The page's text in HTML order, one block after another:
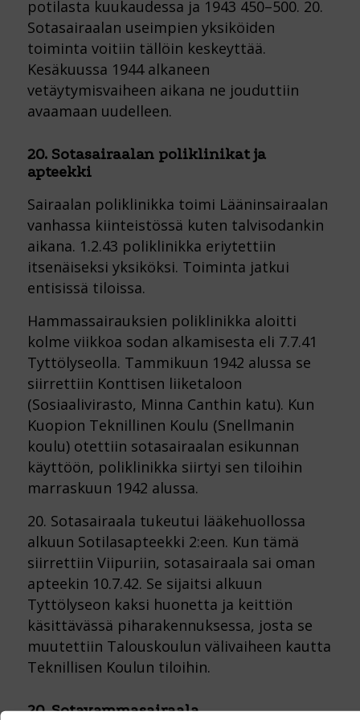
potilasta kuukaudessa ja 1943 450–500. 20.
Sotasairaalan useimpien yksiköiden
toiminta voitiin tällöin keskeyttää.
Kesäkuussa 1944 alkaneen
vetäytymisvaiheen aikana ne jouduttiin
avaamaan uudelleen.
20. Sotasairaalan poliklinikat ja
apteekki
Sairaalan poliklinikka toimi Lääninsairaalan
vanhassa kiinteistössä kuten talvisodankin
aikana. 1.2.43 poliklinikka eriytettiin
itsenäiseksi yksiköksi. Toiminta jatkui
entisissä tiloissa.
Hammassairauksien poliklinikka aloitti
kolme viikkoa sodan alkamisesta eli 7.7.41
Tyttölyseolla. Tammikuun 1942 alussa se
siirrettiin Konttisen liiketaloon
(Sosiaalivirasto, Minna Canthin katu). Kun
Kuopion Teknillinen Koulu (Snellmanin
koulu) otettiin sotasairaalan esikunnan
käyttöön, poliklinikka siirtyi sen tiloihin
marraskuun 1942 alussa.
20. Sotasairaala tukeutui lääkehuollossa
alkuun Sotilasapteekki 2:een. Kun tämä
siirrettiin Viipuriin, sotasairaala sai oman
apteekin 10.7.42. Se sijaitsi alkuun
Tyttölyseon kaksi huonetta ja keittiön
käsittävässä piharakennuksessa, josta se
muutettiin Talouskoulun välivaiheen kautta
Teknillisen Koulun tiloihin.
20. Sotavammasairaala